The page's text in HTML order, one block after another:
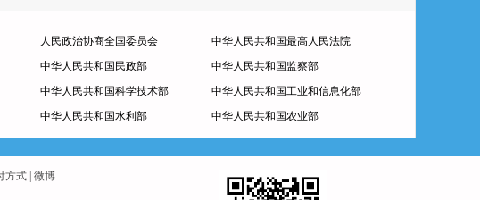
人民政治协商全国委员会
中华人民共和国最高人民法院
中华人民共和国民政部
中华人民共和国监察部
中华人民共和国科学技术部
中华人民共和国工业和信息化部
中华人民共和国水利部 中华人民共和国农业部
方式 微博